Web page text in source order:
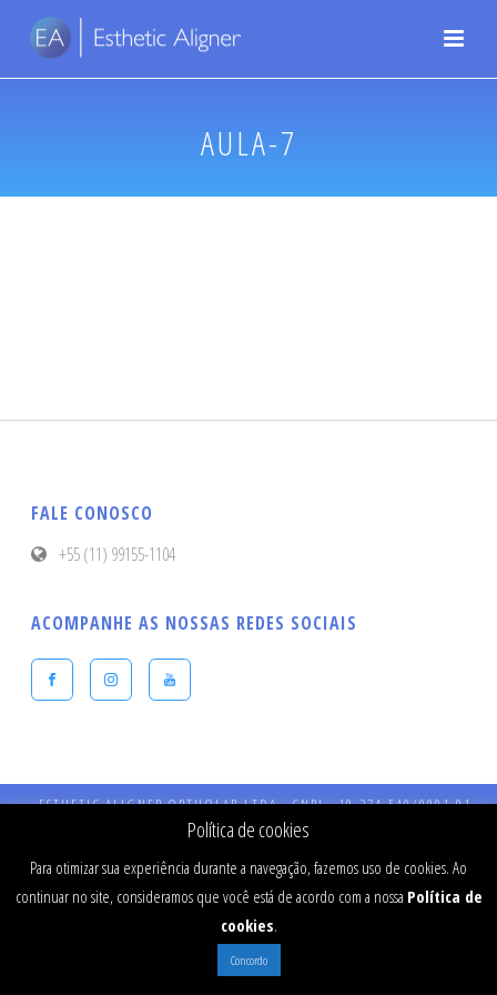
AULA-7
FALE CONOSCO
+55 (11) 99155-1104
ACOMPANHE AS NOSSAS REDES SOCIAIS
ESTHETIC ALIGNER ORTHOLAB LTDA - CNPJ - 19.274.540/0001-91 -
Endereço: Praça Presidente Kennedy, 90 – Vila Bastos – CEP: 09041-040
Santo André - SP - CRO 984 - RT: Dr Fernando Stefanato Buranello -
Política de cookies
Para otimizar sua experiência durante a navegação, fazemos uso de cookies. Ao
continuar no site, consideramos que você está de acordo com a nossa Política de
cookies.
Concordo